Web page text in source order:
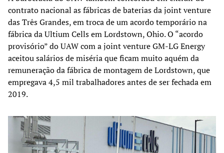
contrato nacional as fábricas de baterias da joint venture
das Três Grandes, em troca de um acordo temporário na
fábrica da Ultium Cells em Lordstown, Ohio. O “acordo
provisório” do UAW com a joint venture GM-LG Energy
aceitou salários de miséria que ficam muito aquém da
remuneração da fábrica de montagem de Lordstown, que
empregava 4,5 mil trabalhadores antes de ser fechada em
2019.